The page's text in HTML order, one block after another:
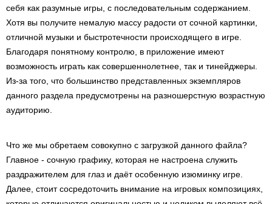
себя как разумные игры, с последовательным содержанием.
Хотя вы получите немалую массу радости от сочной картинки,
отличной музыки и быстротечности происходящего в игре.
Благодаря понятному контролю, в приложение имеют
возможность играть как совершеннолетнее, так и тинейджеры.
Из-за того, что большинство представленных экземпляров
данного раздела предусмотрены на разношерстную возрастную
аудиторию.
Что же мы обретаем совокупно с загрузкой данного файла?
Главное - сочную графику, которая не настроена служить
раздражителем для глаз и даёт особенную изюминку игре.
Далее, стоит сосредоточить внимание на игровых композициях,